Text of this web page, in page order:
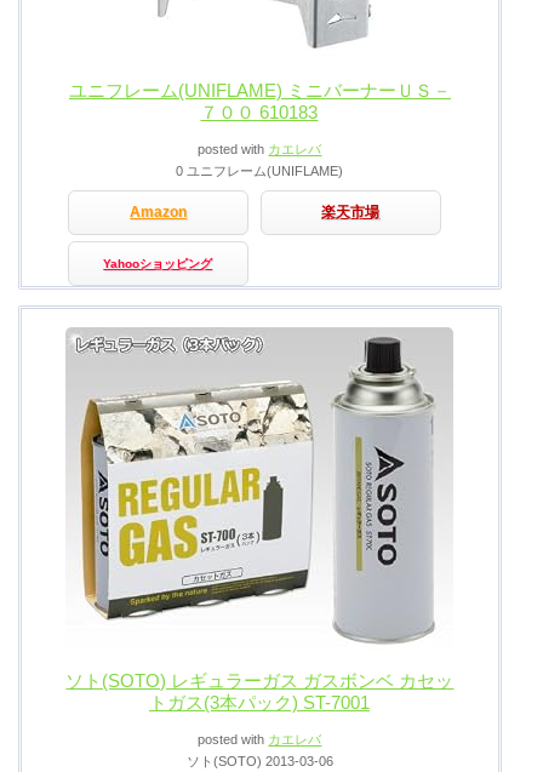
ユニフレーム(UNIFLAME) ミニバーナーＵＳ－
７００ 610183
posted with カエレバ
0 ユニフレーム(UNIFLAME)
Amazon 楽天市場
Yahooショッピング
ソト(SOTO) レギュラーガス ガスボンベ カセッ
トガス(3本パック) ST-7001
posted with カエレバ
ソト(SOTO) 2013-03-06